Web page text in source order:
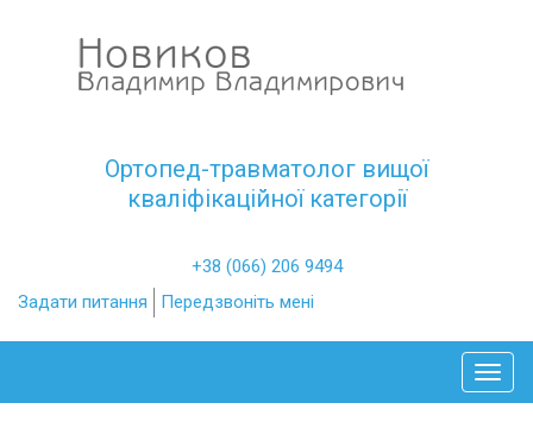
Ортопед-травматолог вищої
кваліфікаційної категорії
+38 (066) 206 9494
Задати питання
Передзвоніть мені